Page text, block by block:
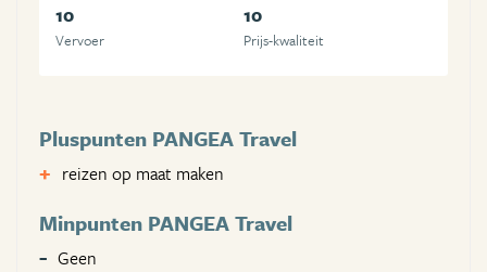
10
Vervoer
10
Prijs-kwaliteit
Pluspunten PANGEA Travel
reizen op maat maken
Minpunten PANGEA Travel
Geen